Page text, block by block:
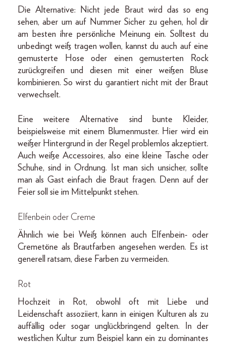
Die Alternative: Nicht jede Braut wird das so eng
sehen, aber um auf Nummer Sicher zu gehen, hol dir
am besten ihre persönliche Meinung ein. Solltest du
unbedingt weiß tragen wollen, kannst du auch auf eine
gemusterte Hose oder einen gemusterten Rock
zurückgreifen und diesen mit einer weißen Bluse
kombinieren. So wirst du garantiert nicht mit der Braut
verwechselt.
Eine weitere Alternative sind bunte Kleider,
beispielsweise mit einem Blumenmuster. Hier wird ein
weißer Hintergrund in der Regel problemlos akzeptiert.
Auch weiße Accessoires, also eine kleine Tasche oder
Schuhe, sind in Ordnung. Ist man sich unsicher, sollte
man als Gast einfach die Braut fragen. Denn auf der
Feier soll sie im Mittelpunkt stehen.
Elfenbein oder Creme
Ähnlich wie bei Weiß können auch Elfenbein- oder
Cremetöne als Brautfarben angesehen werden. Es ist
generell ratsam, diese Farben zu vermeiden.
Rot
Hochzeit in Rot, obwohl oft mit Liebe und
Leidenschaft assoziiert, kann in einigen Kulturen als zu
auffällig oder sogar unglückbringend gelten. In der
westlichen Kultur zum Beispiel kann ein zu dominantes